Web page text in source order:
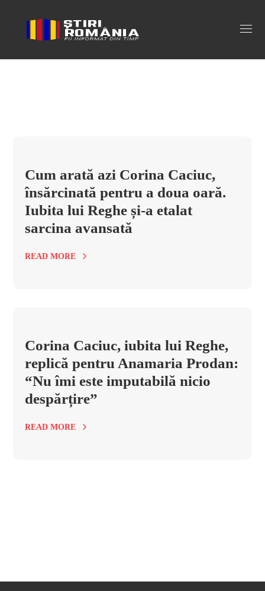
caciuc Tag
Cum arată azi Corina Caciuc,
însărcinată pentru a doua oară.
Iubita lui Reghe și-a etalat
sarcina avansată
READ MORE
Corina Caciuc, iubita lui Reghe,
replică pentru Anamaria Prodan:
“Nu îmi este imputabilă nicio
despărțire”
READ MORE